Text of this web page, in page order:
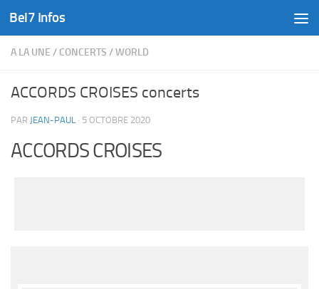
Skip to content
Bel7 Infos
A LA UNE / CONCERTS /WORLD
ACCORDS CROISES concerts
PAR JEAN-PAUL · 5 OCTOBRE 2020
ACCORDS CROISES